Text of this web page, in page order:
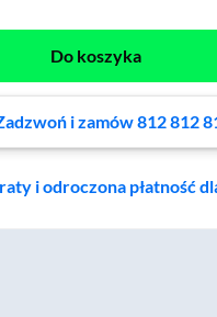
Do koszyka
i zamów 812 812
i odroczona płatność